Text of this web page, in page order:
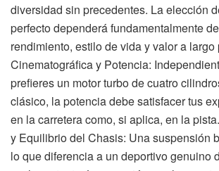
diversidad sin precedentes. La elección
perfecto dependerá fundamentalmente
rendimiento, estilo de vida y valor a
Cinematográfica y Potencia:
prefieres un motor turbo de cuatro
clásico, la potencia debe satisfacer tus
en la carretera como, si aplica, en la
y Equilibrio del Chasis: Una suspensión
lo que diferencia a un deportivo genuino